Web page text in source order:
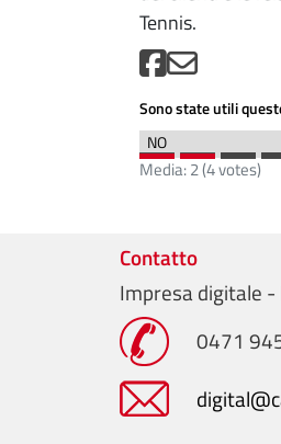
Tennis.
Sono state utili
Media:2(4votes)
Contatto
Impresa digitale -
0471